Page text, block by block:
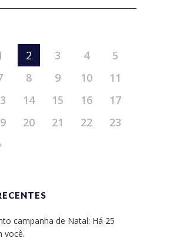
2 3 4
5
8 9 10
11
14 15 16
17
20 21 22
23
campanha de Natal: Há 25
você.